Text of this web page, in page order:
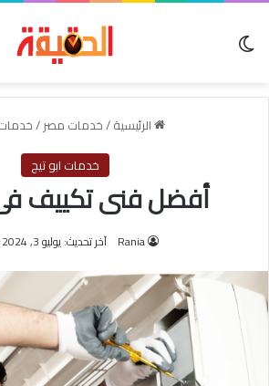
الرئيسية/خدمات مصر/خدمات
خدمات ابو تيج
أفضل فنى تكييف
Rania آخر تحديث: يوليو 3, 2024